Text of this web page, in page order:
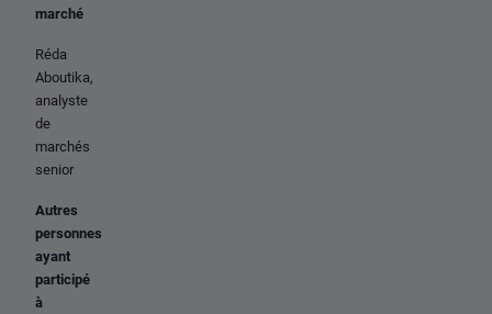
marché
Réda
Aboutika,
analyste
de
marchés
senior
Autres
personnes
ayant
participé
à